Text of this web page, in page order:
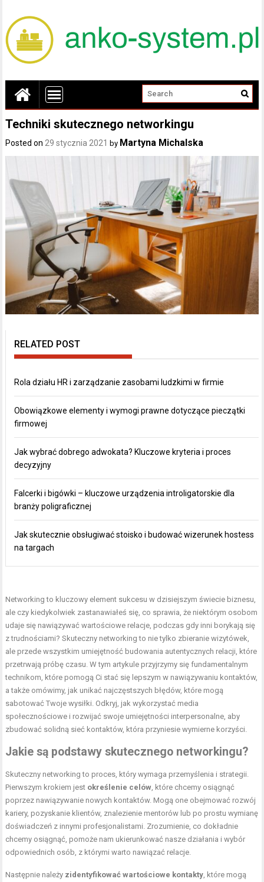
Techniki skutecznego networkingu
Posted on 29 stycznia 2021 by Martyna Michalska
RELATED POST
Rola działu HR i zarządzanie zasobami ludzkimi w firmie
Obowiązkowe elementy i wymogi prawne dotyczące pieczątki
firmowej
Jak wybrać dobrego adwokata? Kluczowe kryteria i proces
decyzyjny
Falcerki i bigówki – kluczowe urządzenia introligatorskie dla
branży poligraficznej
Jak skutecznie obsługiwać stoisko i budować wizerunek hostess
na targach
Networking to kluczowy element sukcesu w dzisiejszym świecie biznesu,
ale czy kiedykolwiek zastanawiałeś się, co sprawia, że niektórym osobom
udaje się nawiązywać wartościowe relacje, podczas gdy inni borykają się
z trudnościami? Skuteczny networking to nie tylko zbieranie wizytówek,
ale przede wszystkim umiejętność budowania autentycznych relacji, które
przetrwają próbę czasu. W tym artykule przyjrzymy się fundamentalnym
technikom, które pomogą Ci stać się lepszym w nawiązywaniu kontaktów,
a także omówimy, jak unikać najczęstszych błędów, które mogą
sabotować Twoje wysiłki. Odkryj, jak wykorzystać media
społecznościowe i rozwijać swoje umiejętności interpersonalne, aby
zbudować solidną sieć kontaktów, która przyniesie wymierne korzyści.
Jakie są podstawy skutecznego networkingu?
Skuteczny networking to proces, który wymaga przemyślenia i strategii.
Pierwszym krokiem jest określenie celów , które chcemy osiągnąć
poprzez nawiązywanie nowych kontaktów. Mogą one obejmować rozwój
kariery, pozyskanie klientów, znalezienie mentorów lub po prostu wymianę
doświadczeń z innymi profesjonalistami. Zrozumienie, co dokładnie
chcemy osiągnąć, pomoże nam ukierunkować nasze działania i wybór
odpowiednich osób, z którymi warto nawiązać relacje.
Następnie należy zidentyfikować wartościowe kontakty , które mogą